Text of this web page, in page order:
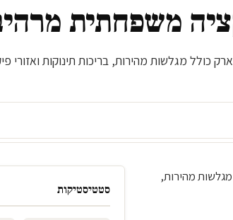
משפחתית
כולל מגלשות מהירות, בריכות תינוקות ואזורי
מגלשות מהירות,
סטטיסטיקות